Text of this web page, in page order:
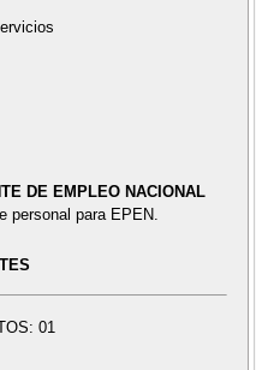
DE EMPLEO NACIONAL
personal para EPEN.
01